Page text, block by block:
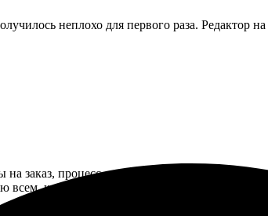
неплохо для первого раза. Редактор
на заказ, процесс оказался простым и
всем, кто любит сохранять воспоминания.